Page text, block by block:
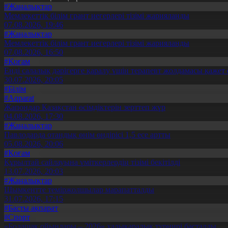
#Жаңалықтар
Мемлекеттік білім грант иегерлері тізімі жарияланды
07.08.2026, 19:46
#Жаңалықтар
Мемлекеттік білім грант иегерлері тізімі жарияланды
07.08.2026, 16:50
#Қоғам
Енді салалық дәрігерге қаралу үшін терапевт жолдамасы қажет
30.07.2026, 20:05
#Білім
#Aqparat
Жапондар Қазақстан өсімдіктерін зерттеп жүр
04.08.2026, 17:30
#Жаңалықтар
Павлодарда отандық өнім өндірісі 1,5 есе артты
05.08.2026, 20:06
#Қоғам
Құрылтай сайлауына үміткерлердің тізімі бекітілді
13.07.2026, 20:03
#Жаңалықтар
Шымкентте теміржолшылар марапатталды
31.07.2026, 17:15
#Басты ақпарат
#Спорт